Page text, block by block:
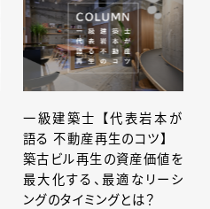
一級建築士 【代表岩本が
語る 不動産再生のコツ】
築古ビル再生の資産価値を
最大化する、最適なリーシ
ングのタイミングとは？